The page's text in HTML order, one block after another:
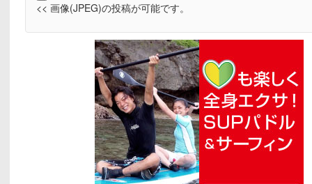
<< 画像(JPEG)の投稿が可能です。